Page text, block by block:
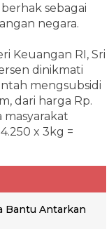
sebagai
negara.
Keuangan RI, Sri
dinikmati
mengsubsidi
dari harga Rp.
masyarakat
x 3kg =
Bantu Antarkan